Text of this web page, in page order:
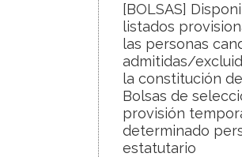
[BOLSAS]
listados
las personas
admitidas/
la constitución
Bolsas de
provisión
determinado
estatutario